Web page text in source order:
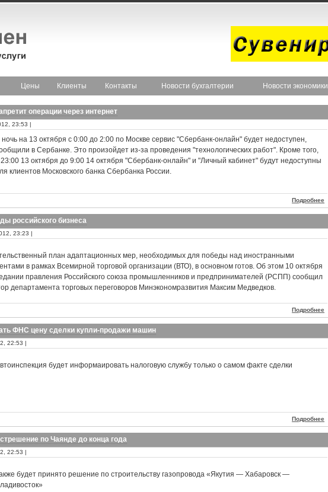
Цены Клиенты Контакты Новости бухгалтерии Новости экономики
операции через интернет
23:53 |
ночь на 13 октября с 0:00 до 2:00 по Москве сервис "Сбербанк-онлайн" будет недоступен,
в Сербанке. Это произойдет из-за проведения "технологических работ". Кроме того,
23:00 13 октября до 9:00 14 октября "Сбербанк-онлайн" и "Личный кабинет" будут недоступны
клиентов Московского банка Сбербанка России.
Подробнее
российского бизнеса
23:23 |
план адаптационных мер, необходимых для победы над иностранными
в рамках Всемирной торговой организации (ВТО), в основном готов. Об этом 10 октября
правления Российского союза промышленников и предпринимателей (РСПП) сообщил
департамента торговых переговоров Минэкономразвития Максим Медведков.
Подробнее
ФНС цену сделки купли-продажи машин
22:53 |
будет информаировать налоговую службу только о самом факте сделки
Подробнее
по Чаянде до конца года
22:53 |
будет принято решение по строительству газопровода «Якутия — Хабаровск —